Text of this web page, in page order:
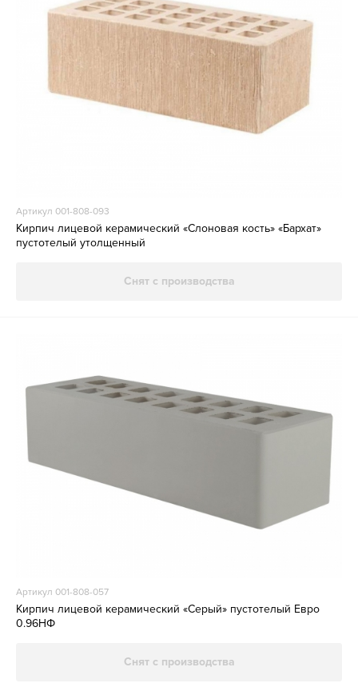
Артикул 001-808-093
Кирпич лицевой керамический «Слоновая кость» «Бархат»
пустотелый утолщенный
Снят с производства
Артикул 001-808-057
Кирпич лицевой керамический «Серый» пустотелый Евро
0.96НФ
Снят с производства